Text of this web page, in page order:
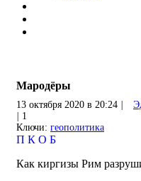
Мародёры
13 октября 2020 в 20:24
1
Ключи: геополитика
П К О Б
Как киргизы Рим